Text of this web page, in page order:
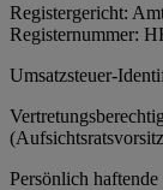
Registergericht:
Registernummer:
Umsatzsteuer-
Persönlich